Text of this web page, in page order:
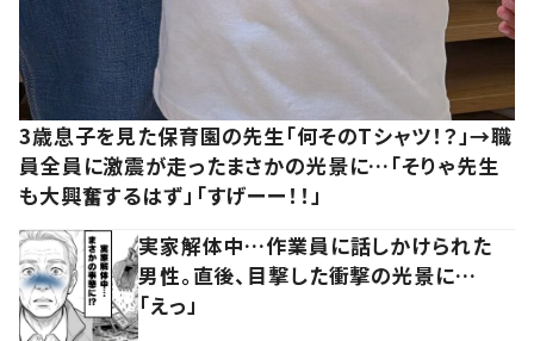
3歳息子を見た保育園の先生「何そのTシャツ！？」→職
員全員に激震が走ったまさかの光景に…「そりゃ先生
も大興奮するはず」「すげーー！！」
実家解体中…作業員に話しかけられた
男性。直後、目撃した衝撃の光景に…
「えっ」